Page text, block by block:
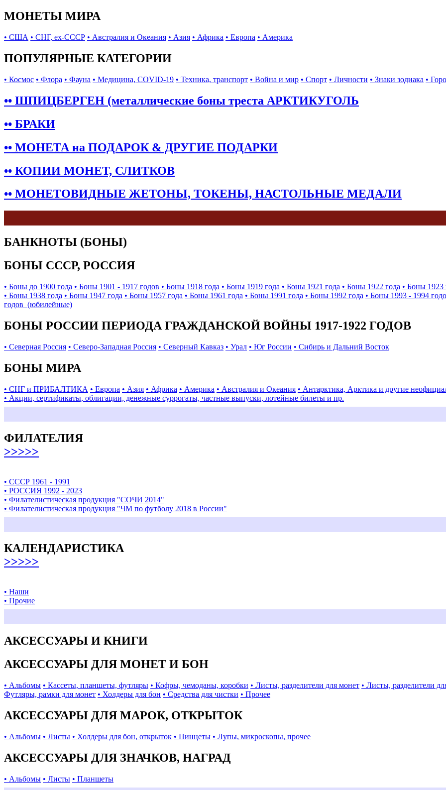
МОНЕТЫ МИРА
• США • СНГ, ex-СССР • Австралия и Океания • Азия • Африка • Европа • Америка
ПОПУЛЯРНЫЕ КАТЕГОРИИ
• Космос • Флора • Фауна • Медицина, COVID-19 • Техника, транспорт • Война и мир • Спорт • Личности • Знаки зодиака •
•• ШПИЦБЕРГЕН (металлические боны треста АРКТИКУГОЛЬ
•• БРАКИ
•• МОНЕТА на ПОДАРОК & ДРУГИЕ ПОДАРКИ
•• КОПИИ МОНЕТ, СЛИТКОВ
•• МОНЕТОВИДНЫЕ ЖЕТОНЫ, ТОКЕНЫ, НАСТОЛЬНЫЕ МЕДАЛИ
БАНКНОТЫ (БОНЫ)
БОНЫ СССР, РОССИЯ
• Боны до 1900 года • Боны 1901 - 1917 годов • Боны 1918 года • Боны 1919 года • Боны 1921 года • Боны 1922 года • Боны 1923
• Боны 1938 года • Боны 1947 года • Боны 1957 года • Боны 1961 года • Боны 1991 года • Боны 1992 года • Боны 1993 - 1994
годов (юбилейные)
БОНЫ РОССИИ ПЕРИОДА ГРАЖДАНСКОЙ ВОЙНЫ 1917-1922 ГОДОВ
• Северная Россия • Северо-Западная Россия • Северный Кавказ • Урал • Юг России • Сибирь и Дальний Восток
БОНЫ МИРА
• СНГ и ПРИБАЛТИКА • Европа • Азия • Африка • Америка • Австралия и Океания • Антарктика, Арктика и другие
• Акции, сертификаты, облигации, денежные суррогаты, частные выпуски, лотейные билеты и пр.
ФИЛАТЕЛИЯ
>>>>>
• СССР 1961 - 1991
• РОССИЯ 1992 - 2023
• Филателистическая продукция "СОЧИ 2014"
• Филателистическая продукция "ЧМ по футболу 2018 в России"
КАЛЕНДАРИСТИКА
>>>>>
• Наши
• Прочие
АКСЕССУАРЫ И КНИГИ
АКСЕССУАРЫ ДЛЯ МОНЕТ И БОН
• Альбомы • Кассеты, планшеты, футляры • Кофры, чемоданы, коробки • Листы, разделители для монет • Листы, разделители
Футляры, рамки для монет • Холдеры для бон • Средства для чистки • Прочее
АКСЕССУАРЫ ДЛЯ МАРОК, ОТКРЫТОК
• Альбомы • Листы • Холдеры для бон, открыток • Пинцеты • Лупы, микроскопы, прочее
АКСЕССУАРЫ ДЛЯ ЗНАЧКОВ, НАГРАД
• Альбомы • Листы • Планшеты